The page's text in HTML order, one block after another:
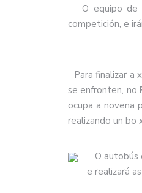
O equipo de
competición, e
Para finalizar a
se enfronten, no
ocupa a novena
realizando un bo
O autobús
e realizará